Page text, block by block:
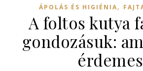
ÁPOLÁS ÉS HIGIÉNIA,
A foltos kutya
gondozásuk:
érdemes